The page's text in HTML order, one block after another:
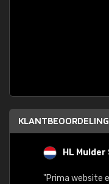
HL
"Prima website